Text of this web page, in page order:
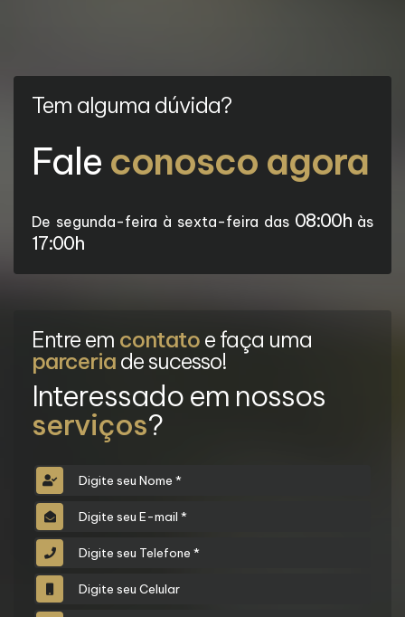
Tem alguma dúvida?
Fale conosco agora
De segunda-feira à sexta-feira das 08:00h às
17:00h
Entre em contato e faça uma
parceria de sucesso!
Interessado em nossos
serviços?